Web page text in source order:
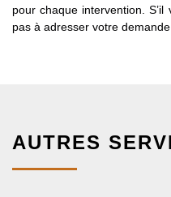
pour chaque intervention. S’il
pas à adresser votre
AUTRES